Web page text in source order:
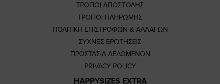
ΤΡΟΠΟΙ ΑΠΟΣΤΟΛΗΣ
ΤΡΟΠΟΙ ΠΛΗΡΩΜΗΣ
ΠΟΛΙΤΙΚΗ ΕΠΙΣΤΡΟΦΩΝ & ΑΛΛΑΓΩΝ
ΣΥΧΝΕΣ ΕΡΩΤΗΣΕΙΣ
ΠΡΟΣΤΑΣΙΑ ΔΕΔΟΜΕΝΩΝ
PRIVACY POLICY
HAPPYSIZES EXTRA